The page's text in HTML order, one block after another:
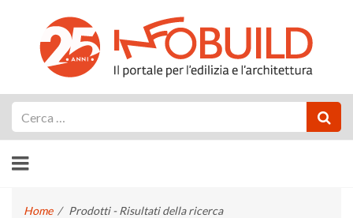
Home / Prodotti - Risultati della ricerca